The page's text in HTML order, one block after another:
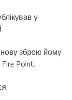
у
зброю йому
Point.